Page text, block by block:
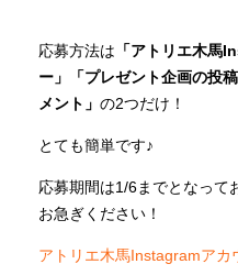
応募方法は 「アトリエ木馬
ー」「プレゼント企画の投
メント」 の2つだけ！
とても簡単です♪
応募期間は1/6までとなって
お急ぎください！
アトリエ木馬Instagramアカ